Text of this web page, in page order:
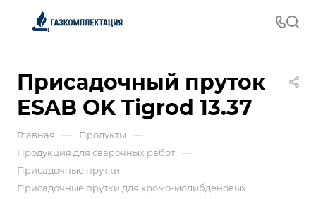
Присадочный пруток
ESAB OK Tigrod 13.37
Главная — Продукты —
Продукция для сварочных работ —
Присадочные прутки —
Присадочные прутки для хромо-молибденовых